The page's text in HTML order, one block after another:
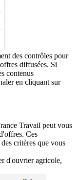
des contrôles pour
diffusées. Si
contenus
en cliquant sur
Travail peut vous
Ces
critères que vous
d'ouvrier agricole,